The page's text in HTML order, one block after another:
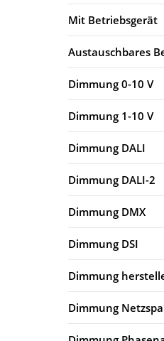
Mit Betriebsgerät
Austauschbares
Dimmung 0-10 V
Dimmung 1-10 V
Dimmung DALI
Dimmung DALI-2
Dimmung DMX
Dimmung DSI
Dimmung
Dimmung